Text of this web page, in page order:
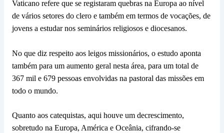
Vaticano refere que se registaram quebras na Europa ao nível
de vários setores do clero e também em termos de vocações, de
jovens a estudar nos seminários religiosos e diocesanos.
No que diz respeito aos leigos missionários, o estudo aponta
também para um aumento geral nesta área, para um total de
367 mil e 679 pessoas envolvidas na pastoral das missões em
todo o mundo.
Quanto aos catequistas, aqui houve um decrescimento,
sobretudo na Europa, América e Oceânia, cifrando-se